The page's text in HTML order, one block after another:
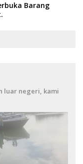
Barang
luar negeri, kami